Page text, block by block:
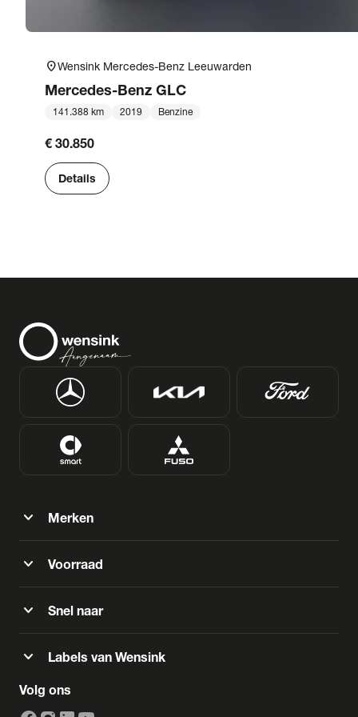
location_onWensink Mercedes-Benz Leeuwarden
Mercedes-Benz GLC
141.388 km 2019 Benzine
€ 30.850
Details
expand_more Merken
expand_more Voorraad
expand_more Snel naar
expand_more Labels van Wensink
Volg ons